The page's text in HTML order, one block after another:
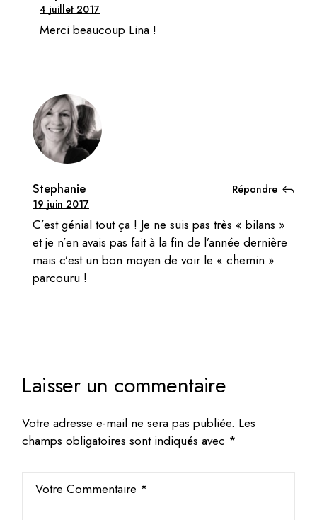
4 juillet 2017
Merci beaucoup Lina !
Stephanie
19 juin 2017
C’est génial tout ça ! Je ne suis pas très « bilans »
et je n’en avais pas fait à la fin de l’année dernière
mais c’est un bon moyen de voir le « chemin »
parcouru !
Répondre
Laisser un commentaire
Votre adresse e-mail ne sera pas publiée. Les
champs obligatoires sont indiqués avec *